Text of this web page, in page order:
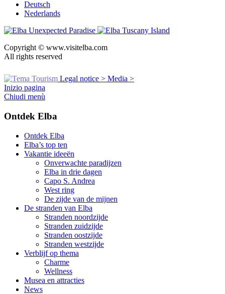
Deutsch
Nederlands
Copyright © www.visitelba.com
All rights reserved
Legal notice > Media >
Inizio pagina
Chiudi menù
Ontdek Elba
Ontdek Elba
Elba’s top ten
Vakantie ideeën
Onverwachte paradijzen
Elba in drie dagen
Capo S. Andrea
West ring
De zijde van de mijnen
De stranden van Elba
Stranden noordzijde
Stranden zuidzijde
Stranden oostzijde
Stranden westzijde
Verblijf op thema
Charme
Wellness
Musea en attracties
News